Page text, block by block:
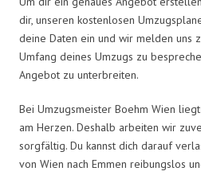
dir, unseren kostenlosen
deine Daten ein und wir melden uns
Umfang deines Umzugs zu
Angebot zu unterbreiten.
Bei Umzugsmeister Boehm Wien
am Herzen. Deshalb arbeiten wir
sorgfältig. Du kannst dich darauf
von Wien nach Emmen reibungslos